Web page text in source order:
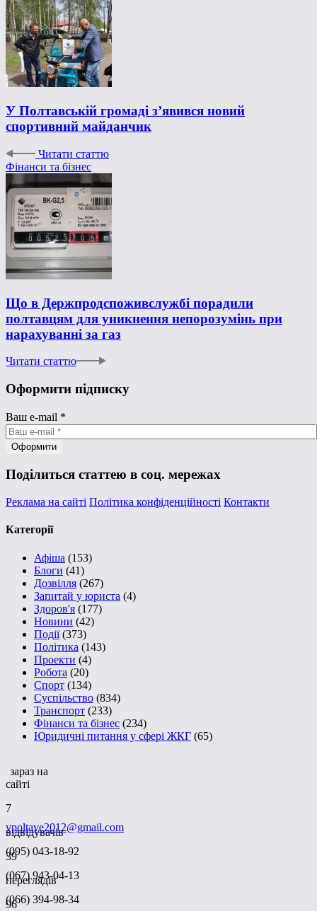
У Полтавській громаді з’явився новий
спортивний майданчик
Читати статтю
Фінанси та бізнес
Що в Держпродспоживслужбі порадили
полтавцям для уникнення непорозумінь при
нарахуванні за газ
Читати статтю
Оформити підписку
Ваш e-mail *
Поділиться статтею в соц. мережах
Реклама на сайті Політика конфіденційності Контакти
Категорії
Афіша (153)
Блоги (41)
Дозвілля (267)
Запитай у юриста (4)
Здоров'я (177)
Новини (42)
Події(373)
Політика (143)
Проекти (4)
Робота (20)
Спорт (134)
Суспільство (834)
Транспорт (233)
Фінанси та бізнес (234)
Юридичні питання у сфері ЖКГ (65)
зараз на
сайті
7
відвідувачів
39
переглядів
96
vpoltave2012@gmail.com
(095) 043-18-92
(067) 943-04-13
(066) 394-98-34